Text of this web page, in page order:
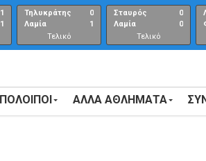
1
1
Τηλυκράτης
Λαμία
0
1
Τελικό
αποτέλεσμα
Σταυρός
Λαμία
0
0
Τελικό
αποτέλεσμα
ΑΛΛΑ ΑΘΛΗΜΑΤΑ